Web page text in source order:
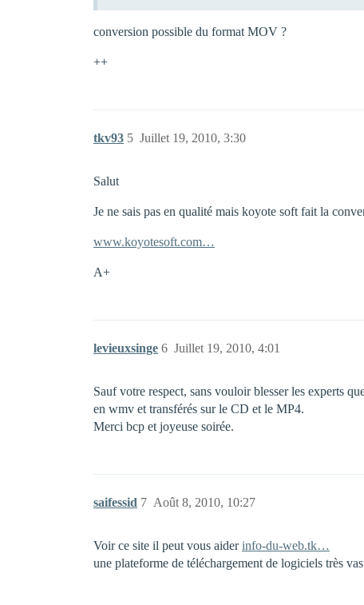
conversion possible du format MOV ?
++
tkv93 Juillet 19, 2010, 3:30
5
Salut
Je ne sais pas en qualité mais koyote soft fait la
www.koyotesoft.com…
A+
levieuxsinge Juillet 19, 2010, 4:01
6
Sauf votre respect, sans vouloir blesser les experts
en wmv et transférés sur le CD et le MP4.
Merci bcp et joyeuse soirée.
saifessid Août 8, 2010, 10:27
7
Voir ce site il peut vous aiderinfo-du-web.tk…
une plateforme de téléchargement de logiciels très